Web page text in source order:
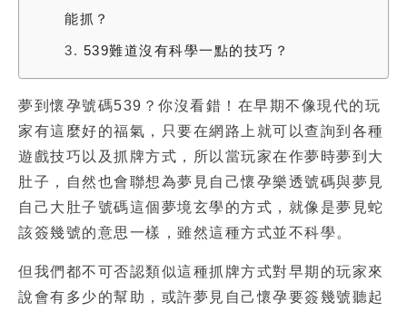
能抓？
3. 539難道沒有科學一點的技巧？
夢到懷孕號碼539 ？你沒看錯！在早期不像現代的玩
家有這麼好的福氣，只要在網路上就可以查詢到各種
遊戲技巧以及抓牌方式，所以當玩家在作夢時夢到大
肚子 ，自然也會聯想為夢見自己懷孕樂透號碼與夢見
自己大肚子號碼這個夢境玄學的方式，就像是夢見蛇
該簽幾號的意思一樣，雖然這種方式並不科學。
但我們都不可否認類似這種抓牌方式對早期的玩家來
說會有多少的幫助，或許夢見自己懷孕要簽幾號聽起